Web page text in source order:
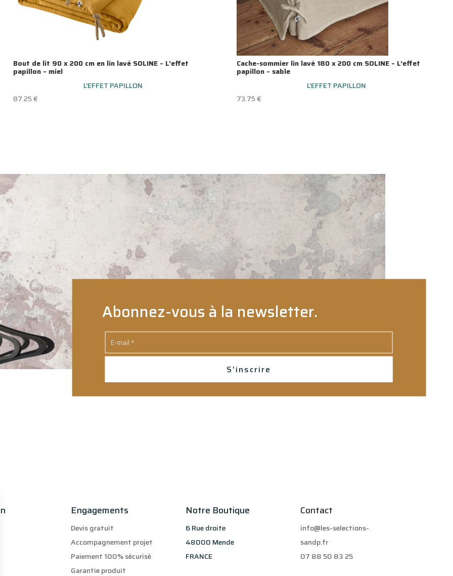
Bout de lit 90 x 200 cm en lin lavé SOLINE – L’effet
papillon – miel
L'EFFET PAPILLON
87.25€
Cache-sommier lin lavé 180 x 200 cm SOLINE – L’effet
papillon – sable
L'EFFET PAPILLON
73.75€
Abonnez-vous à la newsletter.
S'inscrire
Engagements
Devis gratuit
Accompagnement projet
Paiement 100% sécurisé
Garantie produit
Notre Boutique
6 Rue droite
48000 Mende
FRANCE
Contact
info@les-selections-
sandp.fr
07 88 50 83 25